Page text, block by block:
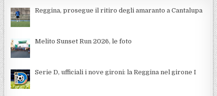
Reggina, prosegue il ritiro degli amaranto a Cantalupa
Melito Sunset Run 2026, le foto
Serie D, ufficiali i nove gironi: la Reggina nel girone I